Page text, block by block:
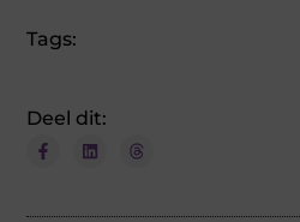
Tags:
Deel dit: